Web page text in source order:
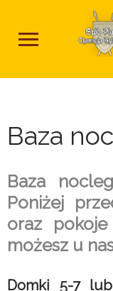
Baza
Baza
Poniżej
oraz
możesz u
Domki 5-7